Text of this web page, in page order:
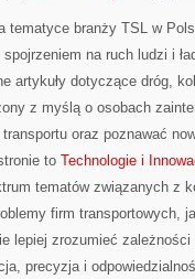
tematyce branży TSL w
na ruch ludzi i
artykuły dotyczące dróg,
z myślą o osobach
oraz poznawać
to Technologie i
tematów związanych z
firm transportowych,
lepiej zrozumieć
precyzja i